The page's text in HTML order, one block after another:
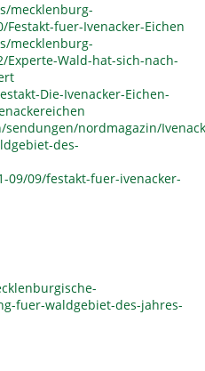
mecklenburg-
fuer-Ivenacker-Eichen
mecklenburg-
Wald-hat-sich-nach-
Die-Ivenacker-Eichen-
nordmagazin/
des-
09/09/festakt-fuer-ivenacker-
fuer-waldgebiet-des-jahres-